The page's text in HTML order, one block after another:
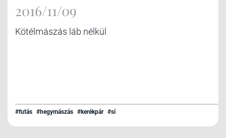
2016/11/09
Kötélmászás láb nélkül
#futás #hegymászás #kerékpár #sí